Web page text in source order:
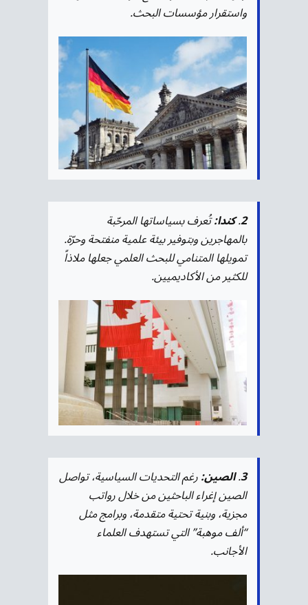
واستقرار مؤسسات البحث.
2
.كندا:تُعرف بسياساتها المرحّبة
بالمهاجرين وبتوفير بيئة علمية منفتحة وحرّة.
تمويلها المتنامي للبحث العلمي جعلها ملاذاً
للكثير من الأكاديميين.
3
.الصين:رغم التحديات السياسية، تواصل
الصين إغراء الباحثين من خلال رواتب
مجزية، وبنية تحتية متقدمة، وبرامج مثل
“ألف موهبة” التي تستهدف العلماء
الأجانب.